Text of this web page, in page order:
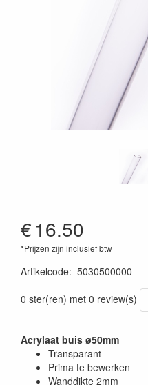
€16.50
*Prijzen zijn inclusief btw
Artikelcode: 5030500000
0 ster(ren) met 0 review(s)
Acrylaat buis ø50mm
Transparant
Prima te bewerken
Wanddikte 2mm